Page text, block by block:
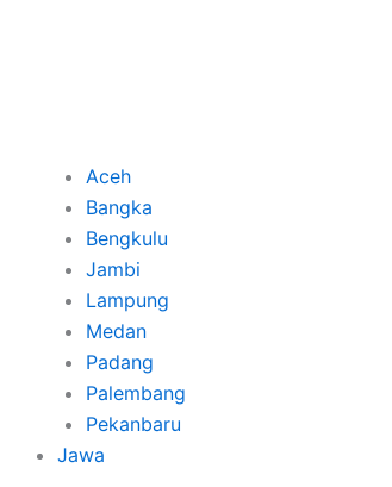
Aceh
Bangka
Bengkulu
Jambi
Lampung
Medan
Padang
Palembang
Pekanbaru
Jawa